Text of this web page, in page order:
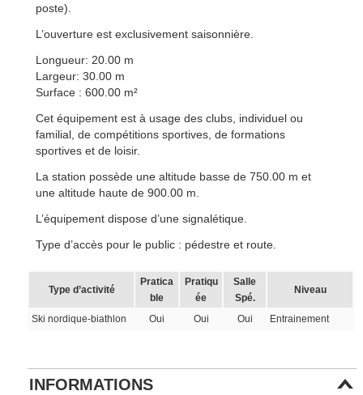
poste).
L’ouverture est exclusivement saisonnière.
Longueur: 20.00 m
Largeur: 30.00 m
Surface : 600.00 m²
Cet équipement est à usage des clubs, individuel ou
familial, de compétitions sportives, de formations
sportives et de loisir.
La station possède une altitude basse de 750.00 m et
une altitude haute de 900.00 m.
L’équipement dispose d’une signalétique.
Type d’accès pour le public : pédestre et route.
Type d’activité
Pratica
ble
Pratiqu
ée
Salle
Spé.
Niveau
Ski nordique-biathlon Oui Oui Oui Entrainement
INFORMATIONS